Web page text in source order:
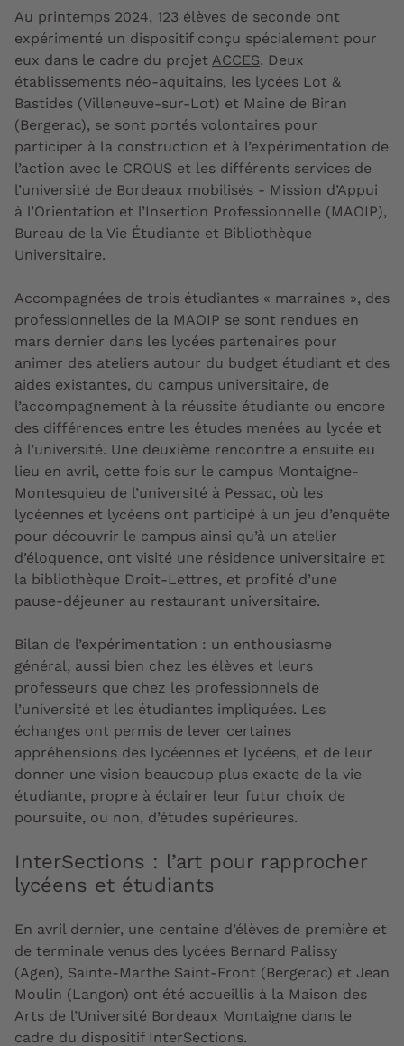
Au printemps 2024, 123 élèves de seconde ont
expérimenté un dispositif conçu spécialement pour
eux dans le cadre du projet ACCES. Deux
établissements néo-aquitains, les lycées Lot &
Bastides (Villeneuve-sur-Lot) et Maine de Biran
(Bergerac), se sont portés volontaires pour
participer à la construction et à l’expérimentation de
l’action avec le CROUS et les différents services de
l’université de Bordeaux mobilisés - Mission d’Appui
à l’Orientation et l’Insertion Professionnelle (MAOIP),
Bureau de la Vie Étudiante et Bibliothèque
Universitaire.
Accompagnées de trois étudiantes « marraines », des
professionnelles de la MAOIP se sont rendues en
mars dernier dans les lycées partenaires pour
animer des ateliers autour du budget étudiant et des
aides existantes, du campus universitaire, de
l’accompagnement à la réussite étudiante ou encore
des différences entre les études menées au lycée et
à l’université. Une deuxième rencontre a ensuite eu
lieu en avril, cette fois sur le campus Montaigne-
Montesquieu de l’université à Pessac, où les
lycéennes et lycéens ont participé à un jeu d’enquête
pour découvrir le campus ainsi qu’à un atelier
d’éloquence, ont visité une résidence universitaire et
la bibliothèque Droit-Lettres, et profité d’une
pause-déjeuner au restaurant universitaire.
Bilan de l’expérimentation : un enthousiasme
général, aussi bien chez les élèves et leurs
professeurs que chez les professionnels de
l’université et les étudiantes impliquées. Les
échanges ont permis de lever certaines
appréhensions des lycéennes et lycéens, et de leur
donner une vision beaucoup plus exacte de la vie
étudiante, propre à éclairer leur futur choix de
poursuite, ou non, d’études supérieures.
InterSections : l’art pour rapprocher
lycéens et étudiants
En avril dernier, une centaine d’élèves de première et
de terminale venus des lycées Bernard Palissy
(Agen), Sainte-Marthe Saint-Front (Bergerac) et Jean
Moulin (Langon) ont été accueillis à la Maison des
Arts de l’Université Bordeaux Montaigne dans le
cadre du dispositif InterSections.